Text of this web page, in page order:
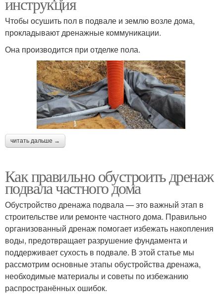
Чтобы осушить пол в подвале и землю возле дома,
прокладывают дренажные коммуникации.
Она производится при отделке пола.
читать дальше →
Как правильно обустроить дренаж
подвала частного дома
Обустройство дренажа подвала — это важный этап в
строительстве или ремонте частного дома. Правильно
организованный дренаж помогает избежать накопления
воды, предотвращает разрушение фундамента и
поддерживает сухость в подвале. В этой статье мы
рассмотрим основные этапы обустройства дренажа,
необходимые материалы и советы по избежанию
распространённых ошибок.